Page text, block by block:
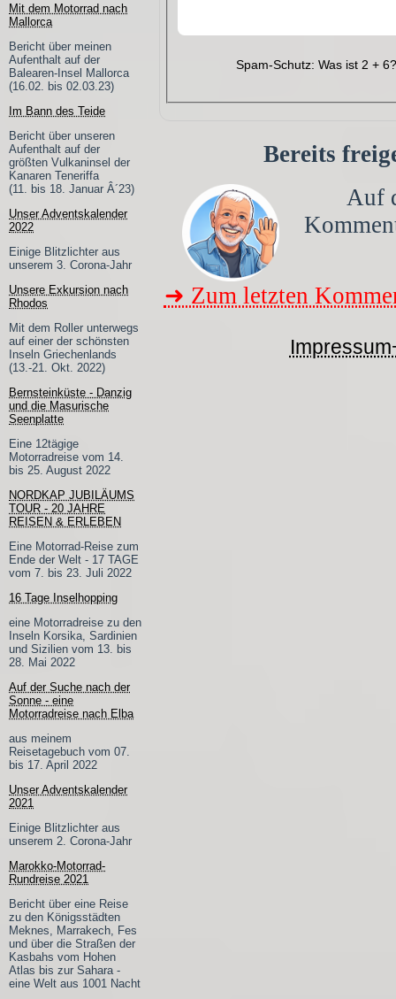
Mit dem Motorrad nach
Mallorca
Bericht über meinen
Aufenthalt auf der
Balearen-Insel Mallorca
(16.02. bis 02.03.23)
Im Bann des Teide
Bericht über unseren
Aufenthalt auf der
größten Vulkaninsel der
Kanaren Teneriffa
(11. bis 18. Januar Â´23)
Unser Adventskalender
2022
Einige Blitzlichter aus
unserem 3. Corona-Jahr
Unsere Exkursion nach
Rhodos
Mit dem Roller unterwegs
auf einer der schönsten
Inseln Griechenlands
(13.-21. Okt. 2022)
Bernsteinküste - Danzig
und die Masurische
Seenplatte
Eine 12tägige
Motorradreise vom 14.
bis 25. August 2022
NORDKAP JUBILÄUMS
TOUR - 20 JAHRE
REISEN & ERLEBEN
Eine Motorrad-Reise zum
Ende der Welt - 17 TAGE
vom 7. bis 23. Juli 2022
16 Tage Inselhopping
eine Motorradreise zu den
Inseln Korsika, Sardinien
und Sizilien vom 13. bis
28. Mai 2022
Auf der Suche nach der
Sonne - eine
Motorradreise nach Elba
aus meinem
Reisetagebuch vom 07.
bis 17. April 2022
Unser Adventskalender
2021
Einige Blitzlichter aus
unserem 2. Corona-Jahr
Marokko-Motorrad-
Rundreise 2021
Bericht über eine Reise
zu den Königsstädten
Meknes, Marrakech, Fes
und über die Straßen der
Kasbahs vom Hohen
Atlas bis zur Sahara -
eine Welt aus 1001 Nacht
Spam-Schutz: Was ist 2 +
Bereits
Auf
➜ Zum letzten